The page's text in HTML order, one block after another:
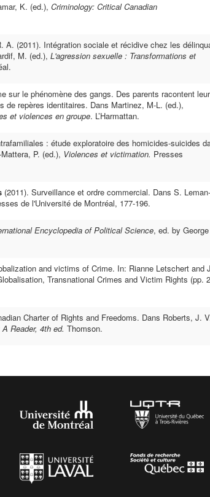
K. (ed.), Criminology: Critical Canadian
A. (2011). Intégration sociale et récidive chez les
M. (ed.), L'agression sexuelle : Transformations et
sur le phénomène des gangs. Des parents racontent leur
de repères identitaires. Dans Martinez, M-L. (ed.),
et violences en groupe. L’Harmattan.
: étude exploratoire des homicides-suicides
P. (ed.), Violences et victimation. Presses
(2011). Surveillance et ordre commercial. Dans S. Leman-
de l'Université de Montréal, 177-196.
Encyclopedia of Political Science, ed. by
and victims of Crime. In: Rianne Letschert and
Transnational Crimes and Victim Rights (pp.
Charter of Rights and Freedoms. Dans Roberts, J.
Reader, 4th ed. Thomson.